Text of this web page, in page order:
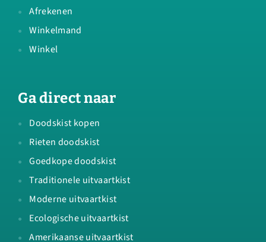
Afrekenen
Winkelmand
Winkel
Ga direct naar
Doodskist kopen
Rieten doodskist
Goedkope doodskist
Traditionele uitvaartkist
Moderne uitvaartkist
Ecologische uitvaartkist
Amerikaanse uitvaartkist